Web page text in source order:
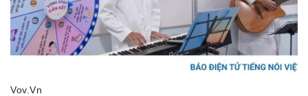
Bóng đá
Lịch thi đấu bóng đá
Thế giới thể thao
eSports
Xe máy
Tư vấn